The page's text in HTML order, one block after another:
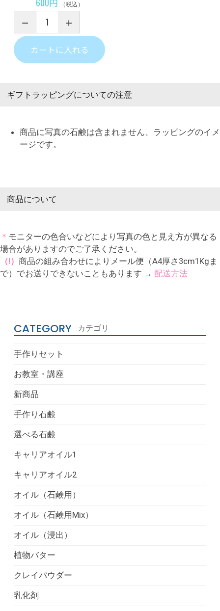
CATEGORY カテゴリ
手作りセット
お教室・講座
新商品
手作り石鹸
選べる石鹸
キャリアオイル1
キャリアオイル2
オイル（石鹸用）
オイル（石鹸用Mix）
オイル（浸出）
植物バター
クレイパウダー
乳化剤
（税込）
カートに入れる
ギフトラッピングについての注意
商品に写真の石鹸は含まれません、ラッピングのイメ
ージです。
商品について
＊ モニターの色合いなどにより写真の色と見え方が異なる
場合がありますのでご了承ください。
（!） 商品の組み合わせによりメール便（A4厚さ3cm1Kgま
で）でお送りできないこともあります → 配送方法